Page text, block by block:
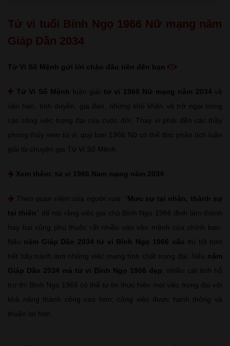
Tử vi tuổi Bính Ngọ 1966 Nữ mạng năm
Giáp Dần 2034
Tử Vi Số Mệnh gửi lời chào đầu tiên đến bạn
Tử Vi Số Mệnh luận giải tử vi 1966 Nữ mạng năm 2034 về
vận hạn, tình duyên, gia đạo, những khó khăn và trở ngại trong
các công việc trọng đại của cuộc đời. Thay vì phải đến các thầy
phong thủy xem tử vi, quý bạn 1966 Nữ có thể đọc phân tích luận
giải từ chuyên gia Tử Vi Số Mệnh.
Xem thêm: tử vi 1966 Nam mạng năm 2034
Theo quan niệm của người xưa: “Mưu sự tại nhân, thành sự
tại thiên ” để nói rằng việc gia chủ Bính Ngọ 1966 định làm thành
hay bại cũng phụ thuộc rất nhiều vào vận mệnh của chính bạn.
Nếu năm Giáp Dần 2034 tử vi Bính Ngọ 1966 xấu thì tốt hơn
hết hãy tránh làm những việc mang tính chất trọng đại. Nếu năm
Giáp Dần 2034 mà tử vi Bính Ngọ 1966 đẹp , nhiều cát tinh hỗ
trợ thì Bính Ngọ 1966 có thể tự tin thực hiện mọi việc trọng đại với
khả năng thành công cao hơn, công việc được hanh thông và
thuận lợi hơn.